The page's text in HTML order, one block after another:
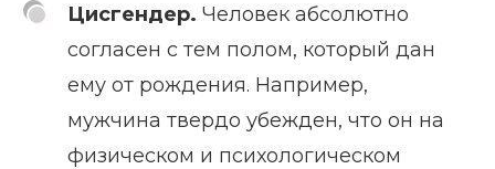
Цисгендер. Человек абсолютно
согласен с тем полом, который дан
ему от рождения. Например,
мужчина твердо убежден, что он на
физическом и психологическом